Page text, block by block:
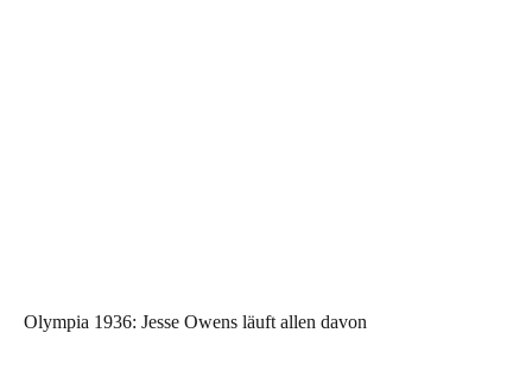
Olympia 1936: Jesse Owens läuft allen davon